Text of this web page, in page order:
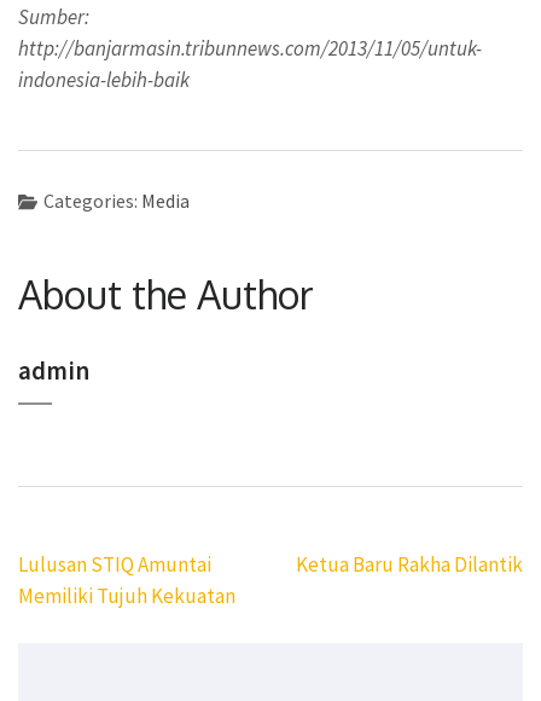
Sumber:
http://banjarmasin.tribunnews.com/2013/11/05/untuk-
indonesia-lebih-baik
Categories: Media
About the Author
admin
Post
navigation
Lulusan STIQ Amuntai
Memiliki Tujuh Kekuatan
Ketua Baru Rakha Dilantik